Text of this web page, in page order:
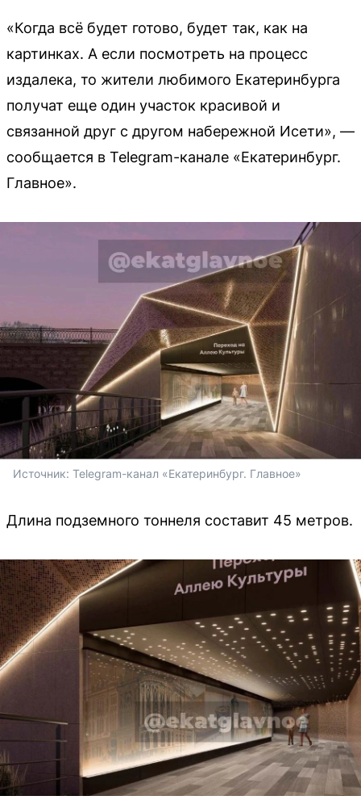
«Когда всё будет готово, будет так, как на
картинках. А если посмотреть на процесс
издалека, то жители любимого Екатеринбурга
получат еще один участок красивой и
связанной друг с другом набережной Исети», —
сообщается в Telegram-канале «Екатеринбург.
Главное».
Источник: Telegram-канал «Екатеринбург. Главное»
Длина подземного тоннеля составит 45 метров.